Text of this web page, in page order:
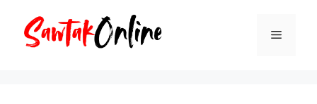
Menu